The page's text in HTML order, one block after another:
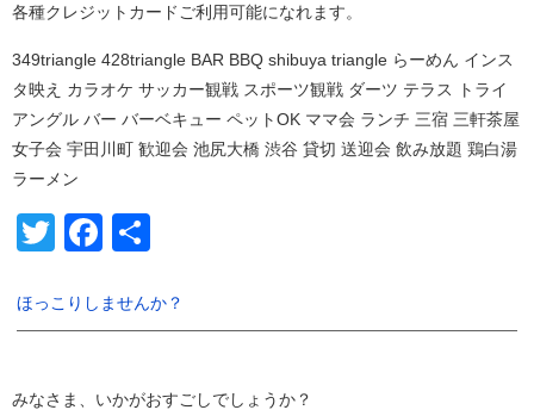
各種クレジットカードご利用可能になれます。
349triangle 428triangle BAR BBQ shibuya triangle らーめん インス
タ映え カラオケ サッカー観戦 スポーツ観戦 ダーツ テラス トライ
アングル バー バーベキュー ペットOK ママ会 ランチ 三宿 三軒茶屋
女子会 宇田川町 歓迎会 池尻大橋 渋谷 貸切 送迎会 飲み放題 鶏白湯
ラーメン
TwitterFacebook
ほっこりしませんか？
みなさま、いかがおすごしでしょうか？